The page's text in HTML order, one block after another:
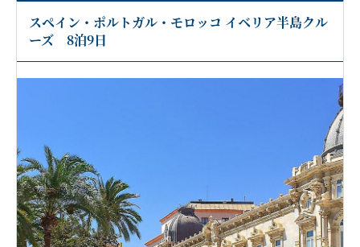
スペイン・ポルトガル・モロッコ イベリア半島クル
ーズ 8泊9日